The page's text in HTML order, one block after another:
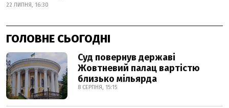
22 ЛИПНЯ, 16:30
ГОЛОВНЕ СЬОГОДНІ
Суд повернув державі
Жовтневий палац вартістю
близько мільярда
8 СЕРПНЯ, 15:15